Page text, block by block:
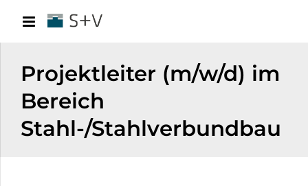
Projektleiter (m/w/d) im
Bereich
Stahl-/Stahlverbundbau